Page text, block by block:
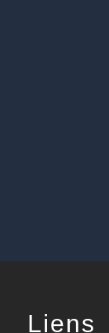
Liens